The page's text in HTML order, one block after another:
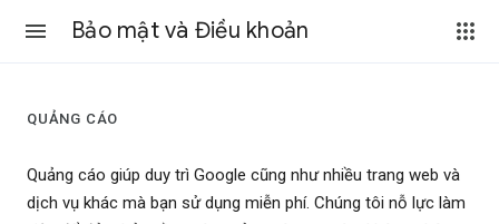
Bảo mật và Điều khoản
QUẢNG CÁO
Quảng cáo giúp duy trì Google cũng như nhiều trang web và
dịch vụ khác mà bạn sử dụng miễn phí. Chúng tôi nỗ lực làm